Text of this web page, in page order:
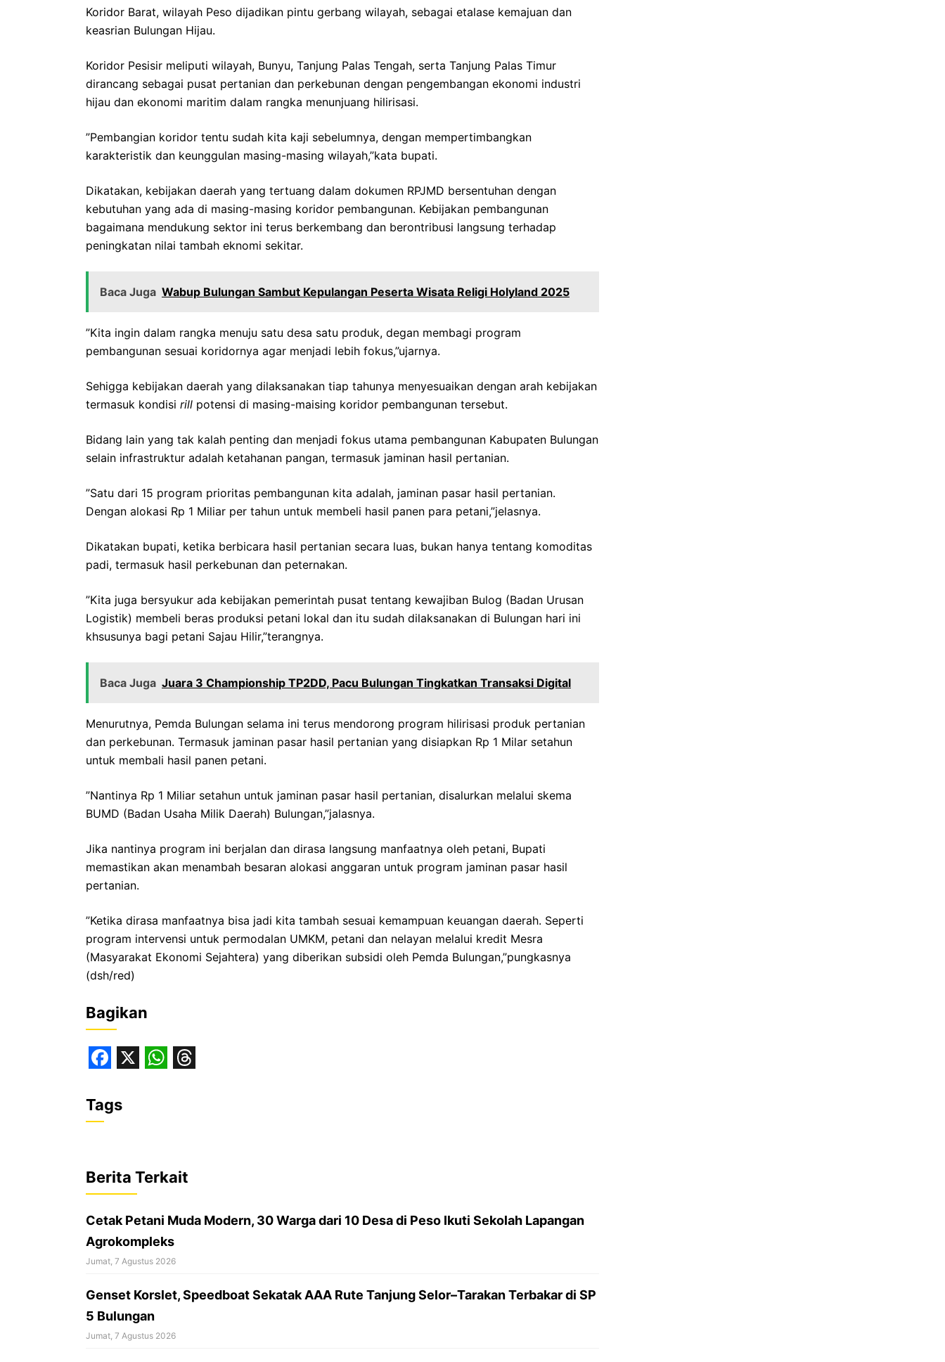
Koridor Barat, wilayah Peso dijadikan pintu gerbang wilayah, sebagai etalase kemajuan dan
keasrian Bulungan Hijau.
Koridor Pesisir meliputi wilayah, Bunyu, Tanjung Palas Tengah, serta Tanjung Palas Timur
dirancang sebagai pusat pertanian dan perkebunan dengan pengembangan ekonomi industri
hijau dan ekonomi maritim dalam rangka menunjuang hilirisasi.
”Pembangian koridor tentu sudah kita kaji sebelumnya, dengan mempertimbangkan
karakteristik dan keunggulan masing-masing wilayah,”kata bupati.
Dikatakan, kebijakan daerah yang tertuang dalam dokumen RPJMD bersentuhan dengan
kebutuhan yang ada di masing-masing koridor pembangunan. Kebijakan pembangunan
bagaimana mendukung sektor ini terus berkembang dan berontribusi langsung terhadap
peningkatan nilai tambah eknomi sekitar.
Baca Juga Wabup Bulungan Sambut Kepulangan Peserta Wisata Religi Holyland 2025
”Kita ingin dalam rangka menuju satu desa satu produk, degan membagi program
pembangunan sesuai koridornya agar menjadi lebih fokus,”ujarnya.
Sehigga kebijakan daerah yang dilaksanakan tiap tahunya menyesuaikan dengan arah kebijakan
termasuk kondisi rill potensi di masing-maising koridor pembangunan tersebut.
Bidang lain yang tak kalah penting dan menjadi fokus utama pembangunan Kabupaten Bulungan
selain infrastruktur adalah ketahanan pangan, termasuk jaminan hasil pertanian.
”Satu dari 15 program prioritas pembangunan kita adalah, jaminan pasar hasil pertanian.
Dengan alokasi Rp 1 Miliar per tahun untuk membeli hasil panen para petani,”jelasnya.
Dikatakan bupati, ketika berbicara hasil pertanian secara luas, bukan hanya tentang komoditas
padi, termasuk hasil perkebunan dan peternakan.
”Kita juga bersyukur ada kebijakan pemerintah pusat tentang kewajiban Bulog (Badan Urusan
Logistik) membeli beras produksi petani lokal dan itu sudah dilaksanakan di Bulungan hari ini
khsusunya bagi petani Sajau Hilir,”terangnya.
Baca Juga Juara 3 Championship TP2DD, Pacu Bulungan Tingkatkan Transaksi Digital
Menurutnya, Pemda Bulungan selama ini terus mendorong program hilirisasi produk pertanian
dan perkebunan. Termasuk jaminan pasar hasil pertanian yang disiapkan Rp 1 Milar setahun
untuk membali hasil panen petani.
”Nantinya Rp 1 Miliar setahun untuk jaminan pasar hasil pertanian, disalurkan melalui skema
BUMD (Badan Usaha Milik Daerah) Bulungan,”jalasnya.
Jika nantinya program ini berjalan dan dirasa langsung manfaatnya oleh petani, Bupati
memastikan akan menambah besaran alokasi anggaran untuk program jaminan pasar hasil
pertanian.
”Ketika dirasa manfaatnya bisa jadi kita tambah sesuai kemampuan keuangan daerah. Seperti
program intervensi untuk permodalan UMKM, petani dan nelayan melalui kredit Mesra
(Masyarakat Ekonomi Sejahtera) yang diberikan subsidi oleh Pemda Bulungan,”pungkasnya
(dsh/red)
Bagikan
a
c
b
o
o
k
s
A
p
p
a
d
s
Tags
Berita Terkait
Cetak Petani Muda Modern, 30 Warga dari 10 Desa di Peso Ikuti Sekolah Lapangan
Agrokompleks
Jumat, 7 Agustus 2026
‎Genset Korslet, Speedboat Sekatak AAA Rute Tanjung Selor–Tarakan Terbakar di SP
5 Bulungan
Jumat, 7 Agustus 2026